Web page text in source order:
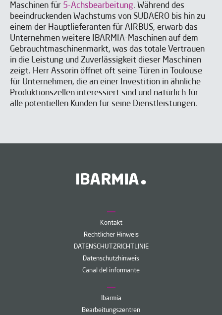
Maschinen für 5-Achsbearbeitung. Während des
beeindruckenden Wachstums von SUDAERO bis hin zu
einem der Hauptlieferanten für AIRBUS, erwarb das
Unternehmen weitere IBARMIA-Maschinen auf dem
Gebrauchtmaschinenmarkt, was das totale Vertrauen
in die Leistung und Zuverlässigkeit dieser Maschinen
zeigt. Herr Assorin öffnet oft seine Türen in Toulouse
für Unternehmen, die an einer Investition in ähnliche
Produktionszellen interessiert sind und natürlich für
alle potentiellen Kunden für seine Dienstleistungen.
Kontakt
Rechtlicher Hinweis
DATENSCHUTZRICHTLINIE
Datenschutzhinweis
Canal del informante
Ibarmia
Bearbeitungszentren